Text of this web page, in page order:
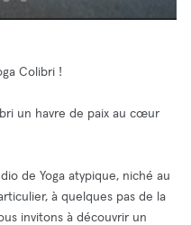
Colibri !
un havre de paix au cœur
de Yoga atypique, niché au
à quelques pas de la
invitons à découvrir un